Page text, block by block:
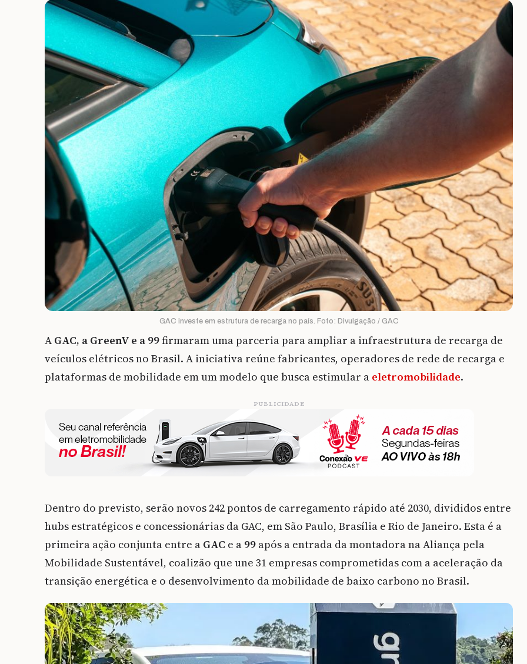
GAC investe em estrutura de recarga no país. Foto: Divulgação / GAC
A GAC, a GreenV e a 99firmaram uma parceria para ampliar a infraestrutura de recarga de
veículos elétricos no Brasil. A iniciativa reúne fabricantes, operadores de rede de recarga e
plataformas de mobilidade em um modelo que busca estimular a eletromobilidade.
PUBLICIDADE
Dentro do previsto, serão novos 242 pontos de carregamento rápido até 2030, divididos entre
hubs estratégicos e concessionárias da GAC, em São Paulo, Brasília e Rio de Janeiro. Esta é a
primeira ação conjunta entre a GAC e a 99 após a entrada da montadora na Aliança pela
Mobilidade Sustentável, coalizão que une 31 empresas comprometidas com a aceleração da
transição energética e o desenvolvimento da mobilidade de baixo carbono no Brasil.